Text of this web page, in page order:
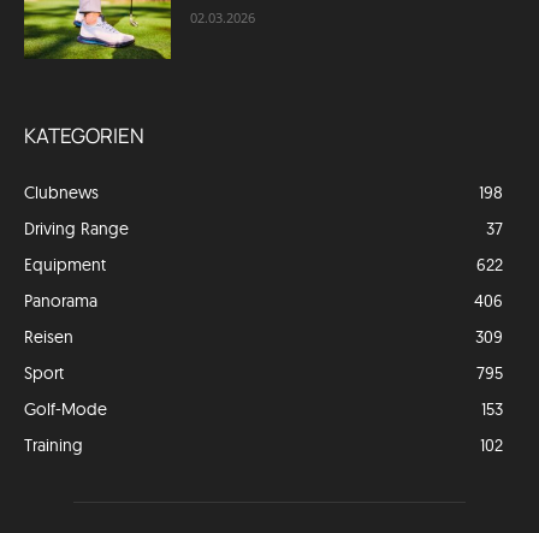
02.03.2026
KATEGORIEN
Clubnews
198
Driving Range
37
Equipment
622
Panorama
406
Reisen
309
Sport
795
Golf-Mode
153
Training
102